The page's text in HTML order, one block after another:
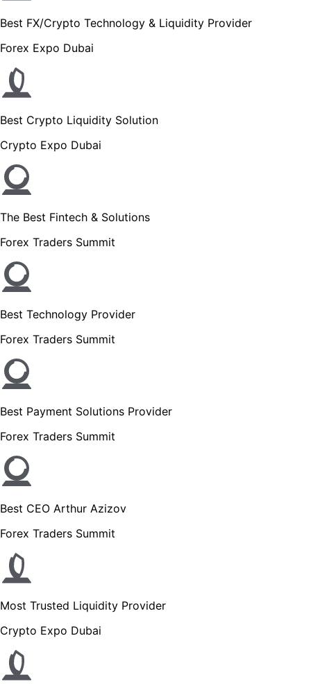
Best FX/Crypto Technology & Liquidity Provider
Forex Expo Dubai
Best Crypto Liquidity Solution
Crypto Expo Dubai
The Best Fintech & Solutions
Forex Traders Summit
Best Technology Provider
Forex Traders Summit
Best Payment Solutions Provider
Forex Traders Summit
Best CEO Arthur Azizov
Forex Traders Summit
Most Trusted Liquidity Provider
Crypto Expo Dubai